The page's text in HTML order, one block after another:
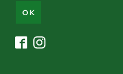
OK